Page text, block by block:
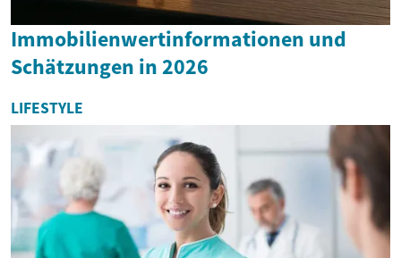
Immobilienwertinformationen und
Schätzungen in 2026
LIFESTYLE